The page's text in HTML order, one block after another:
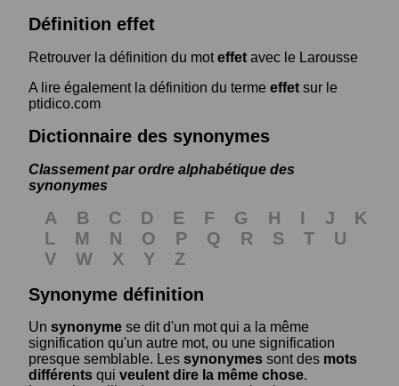
Définition effet
Retrouver la définition du moteffet avec le Larousse
A lire également la définition du terme effet sur le
ptidico.com
Dictionnaire des synonymes
Classement par ordre alphabétique des
synonymes
A B C D E F G H I J
K
L
M N O P Q R S T
U
V
W X Y
Z
Synonyme définition
Un synonyme se dit d'un mot qui a la même
signification qu'un autre mot, ou une signification
presque semblable. Les synonymes sont des mots
différents qui veulent dire la même chose.